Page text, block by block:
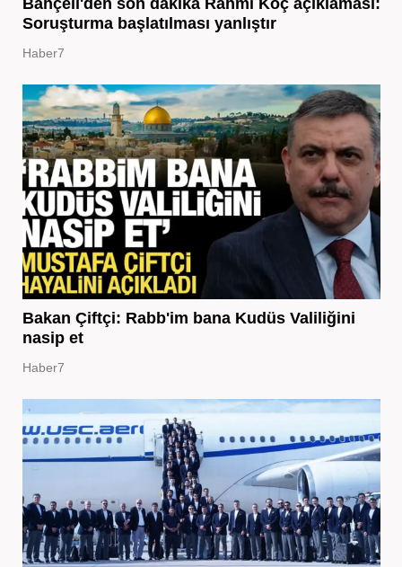
Bahçeli'den son dakika Rahmi Koç açıklaması:
Soruşturma başlatılması yanlıştır
Haber7
Bakan Çiftçi: Rabb'im bana Kudüs Valiliğini
nasip et
Haber7